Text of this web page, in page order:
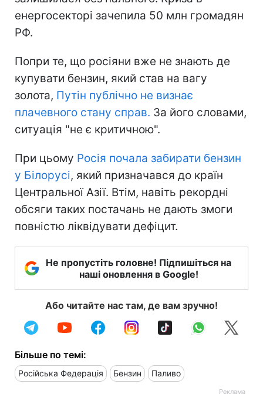
енергосекторі зачепила 50 млн громадян
РФ.
Попри те, що росіяни вже не знають де
купувати бензин, який став на вагу
золота, Путін публічно не визнає
плачевного стану справ. За його словами,
ситуація "не є критичною".
При цьому Росія почала забирати бензин
у Білорусі, який призначався до країн
Центральної Азії. Втім, навіть рекордні
обсяги таких постачань не дають змоги
повністю ліквідувати дефіцит.
Не пропустіть головне! Підпишіться на
наші оновлення в Google!
Або читайте нас там, де вам зручно!
Більше по темі:
Російська Федерація Бензин Паливо